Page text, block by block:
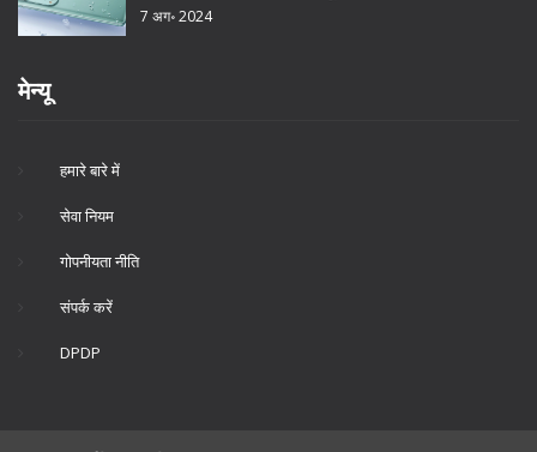
7 अग॰ 2024
मेन्यू
हमारे बारे में
सेवा नियम
गोपनीयता नीति
संपर्क करें
DPDP